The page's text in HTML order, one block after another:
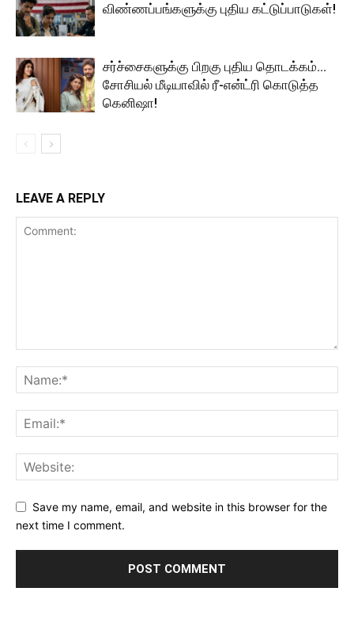
விண்ணப்பங்களுக்கு புதிய கட்டுப்பாடுகள்!
சர்ச்சைகளுக்கு பிறகு புதிய தொடக்கம்…
சோசியல் மீடியாவில் ரீ-என்ட்ரி கொடுத்த
கெனிஷா!
LEAVE A REPLY
Save my name, email, and website in this browser for the
next time I comment.